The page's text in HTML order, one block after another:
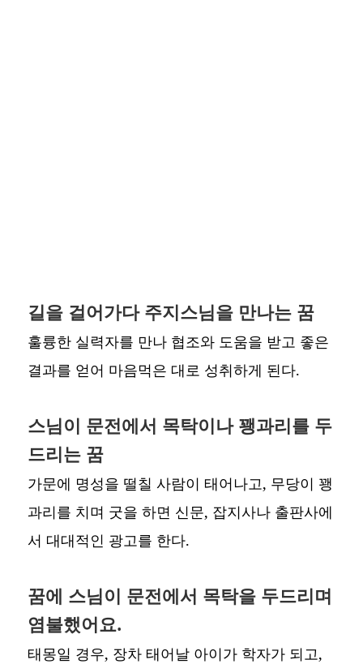
길을 걸어가다 주지스님을 만나는 꿈
훌륭한 실력자를 만나 협조와 도움을 받고 좋은
결과를 얻어 마음먹은 대로 성취하게 된다.
스님이 문전에서 목탁이나 꽹과리를 두
드리는 꿈
가문에 명성을 떨칠 사람이 태어나고, 무당이 꽹
과리를 치며 굿을 하면 신문, 잡지사나 출판사에
서 대대적인 광고를 한다.
꿈에 스님이 문전에서 목탁을 두드리며
염불했어요.
태몽일 경우, 장차 태어날 아이가 학자가 되고,